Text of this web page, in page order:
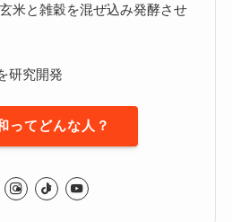
米と雑穀を混ぜ込み発酵させ
研究開発
ってどんな人？